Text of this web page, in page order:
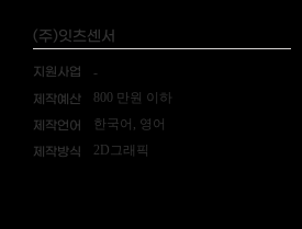
(주)잇츠센서
지원사업 -
제작예산 800 만원 이하
제작언어 한국어, 영어
제작방식 2D그래픽